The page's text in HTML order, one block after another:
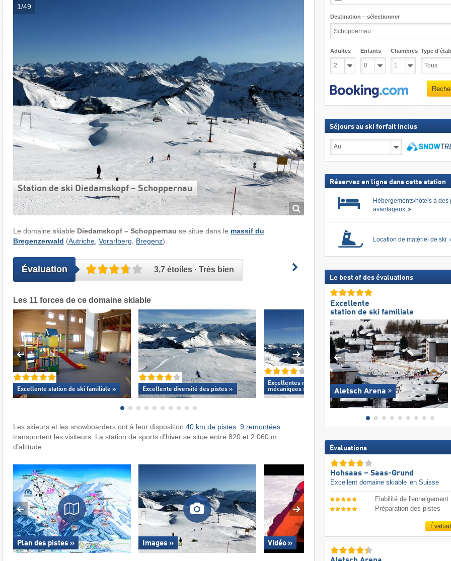
1/49
Station de ski Diedamskopf – Schoppernau
Le domaine skiable Diedamskopf – Schoppernau se situe dans le massif du
Bregenzerwald (Autriche, Vorarlberg Bregenz).
Évaluation 3,7 étoiles · Très bien
Les 11 forces de ce domaine skiable
Excellente station de ski familiale » Excellente diversité des pistes »
Excellentes remontées
mécaniques »
Excellent
Les skieurs et les snowboarders ont à leur disposition 40 km de pistes. 9 remontées
transportent les visiteurs. La station de sports d'hiver se situe entre 820 et 2.060 m
d'altitude.
Plan des pistes » Images » Vidéo »
Destination – sélectionner
Adultes Enfants Chambres Type
Séjours au ski forfait inclus
au
Réservez en ligne dans cette station
Hébergements/hôtels à des
avantageux
Location de matériel de ski
Le best of des évaluations
Excellente
station de ski familiale
Aletsch Arena
Évaluations
Hohsaas – Saas-Grund
Excellent domaine skiable en Suisse
Fiabilité de l'enneigement
Préparation des pistes